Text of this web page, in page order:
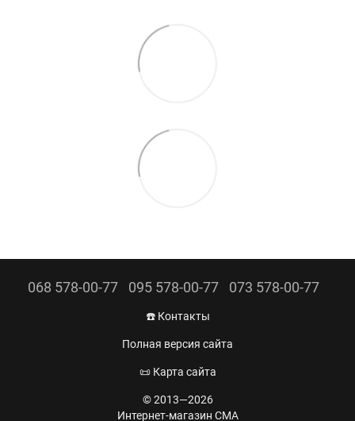
068 578-00-77 095 578-00-77 073 578-00-77
☎️ Контакты
Полная версия сайта
📜 Карта сайта
© 2013—2026
Интернет-магазин CMA